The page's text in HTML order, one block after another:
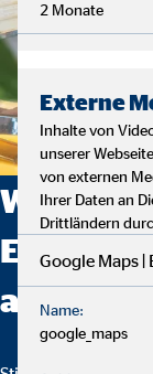
Wie
aus?
2 Monate
Externe
Inhalte von
unserer
von externen
Ihrer Daten an
Drittländern
Google Maps |
Name:
google_maps